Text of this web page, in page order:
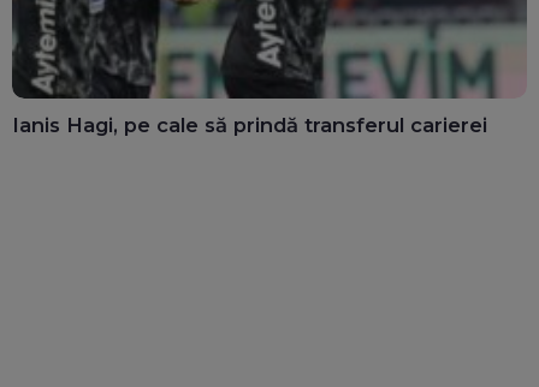
Ianis Hagi, pe cale să prindă transferul carierei